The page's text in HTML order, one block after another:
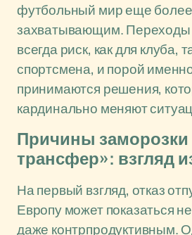
футбольный мир еще более
захватывающим. Переходы
всегда риск, как для клуба,
спортсмена, и порой
принимаются решения,
кардинально меняют
Причины заморозки
трансфер»: взгляд
На первый взгляд, отказ
Европу может показаться
даже контрпродуктивным.